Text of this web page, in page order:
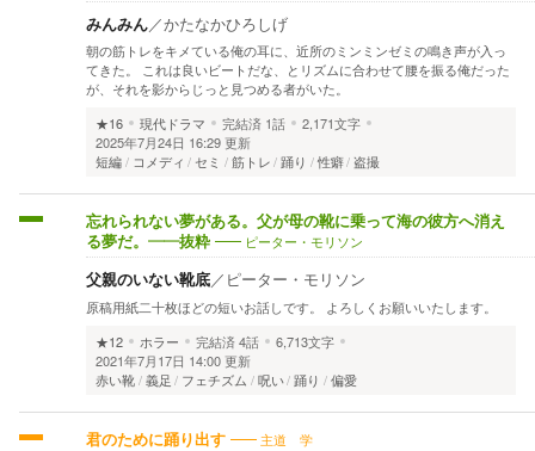
みんみん／かたなかひろしげ
朝の筋トレをキメている俺の耳に、近所のミンミンゼミの鳴き声が入っ
てきた。 これは良いビートだな、とリズムに合わせて腰を振る俺だった
が、それを影からじっと見つめる者がいた。
★16
現代ドラマ 完結済 1話
2,171文字
2025年7月24日 16:29 更新
短編
コメディ セミ 筋トレ 踊り 性癖 盗撮
忘れられない夢がある。父が母の靴に乗って海の彼方へ消え
る夢だ。――抜粋
ピーター・モリソン
父親のいない靴底／ ピーター・モリソン
原稿用紙二十枚ほどの短いお話しです。 よろしくお願いいたします。
★12
ホラー 完結済4話
6,713文字
2021年7月17日 14:00 更新
赤い靴 義足 フェチズム 呪い 踊り 偏愛
君のために踊り出す 主道 学